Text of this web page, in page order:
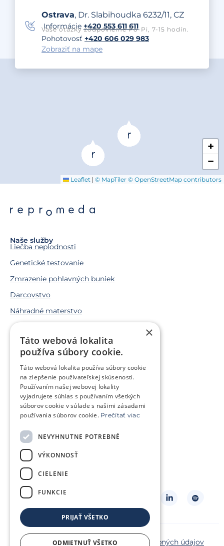
Ostrava, Dr. Slabihoudka 6232/11, CZ
Informácie +420 553 611 611
Vaše otázky zodpovieme Po-Pi, 7-15 hodín.
Pohotovosť +420 606 029 983
Zobraziť na mape
+
−
Leaflet | © MapTiler © OpenStreetMap contributors
Naše služby
Liečba neplodnosti
Genetické testovanie
Zmrazenie pohlavných buniek
Darcovstvo
Náhradné materstvo
Životné situácie
Snažíme sa o bábätko
Trápi ma genetický problém
Som v onkologickej liečbe
Chcem pomôcť iným párom
O klinike
Klientská zóna
Slovníček pojmov
Často kladené otázky
Kontakt
Cenník
Sledujte nás
Copyright ©2026 RepromedaOchrana osobných údajov
×
Táto webová lokalita
používa súbory cookie.
Táto webová lokalita používa súbory cookie
na zlepšenie používateľskej skúsenosti.
Používaním našej webovej lokality
vyjadrujete súhlas s používaním všetkých
súborov cookie v súlade s našimi zásadami
používania súborov cookie. Prečítať viac
NEVYHNUTNE POTREBNÉ
VÝKONNOSŤ
CIELENIE
FUNKCIE
PRIJAŤ VŠETKO
ODMIETNUŤ VŠETKO